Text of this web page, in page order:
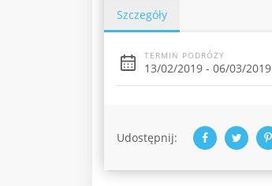
Szczegóły
TERMIN PODRÓŻY
13/02/2019 - 06/03/2019
Udostępnij: